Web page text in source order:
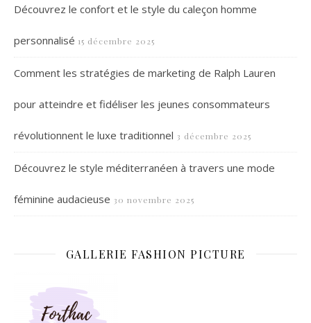
Découvrez le confort et le style du caleçon homme
personnalisé 15 décembre 2025
Comment les stratégies de marketing de Ralph Lauren
pour atteindre et fidéliser les jeunes consommateurs
révolutionnent le luxe traditionnel 3 décembre 2025
Découvrez le style méditerranéen à travers une mode
féminine audacieuse 30 novembre 2025
GALLERIE FASHION PICTURE